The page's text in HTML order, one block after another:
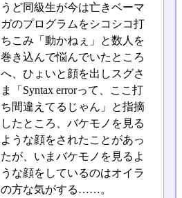
うど同級生が今は亡きベーマ
ガのプログラムをシコシコ打
ちこみ「動かねぇ」と数人を
巻き込んで悩んでいたところ
へ、ひょいと顔を出しスグさ
ま「Syntax errorって、ここ打
ち間違えてるじゃん」と指摘
したところ、バケモノを見る
ような顔をされたことがあっ
たが、いまバケモノを見るよ
うな顔をしているのはオイラ
の方な気がする……。